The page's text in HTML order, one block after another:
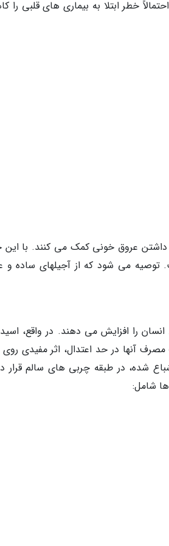
خطر ابتلا به بیماری های قلبی را
داشتن عروق خونی کمک می کنند. با این
توصیه می شود که از آجیلهای ساده و
چرب امگا 3 عملکرد سالم بدن انسان را افزایش می دهند. در واقع،
مصرف آنها در حد اعتدال، اثر مفیدی
شده، در طبقه چربی های سالم قرار